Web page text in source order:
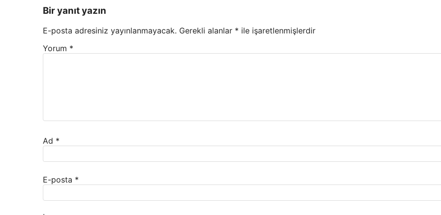
Bir yanıt yazın
E-posta adresiniz yayınlanmayacak. Gerekli alanlar * ile işaretlenmişlerdir
Yorum *
Ad *
E-posta *